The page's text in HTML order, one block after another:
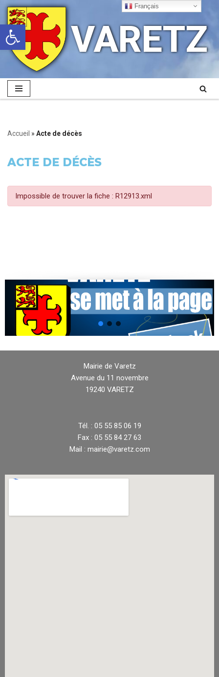
Ouvrir la barre d’outils
Aller
au
contenu
VARETZ
Accueil » Acte de décès
ACTE DE DÉCÈS
Impossible de trouver la fiche : R12913.xml
Mairie de Varetz
Avenue du 11 novembre
19240 VARETZ
Tél. : 05 55 85 06 19
Fax : 05 55 84 27 63
Mail : mairie@varetz.com
Français